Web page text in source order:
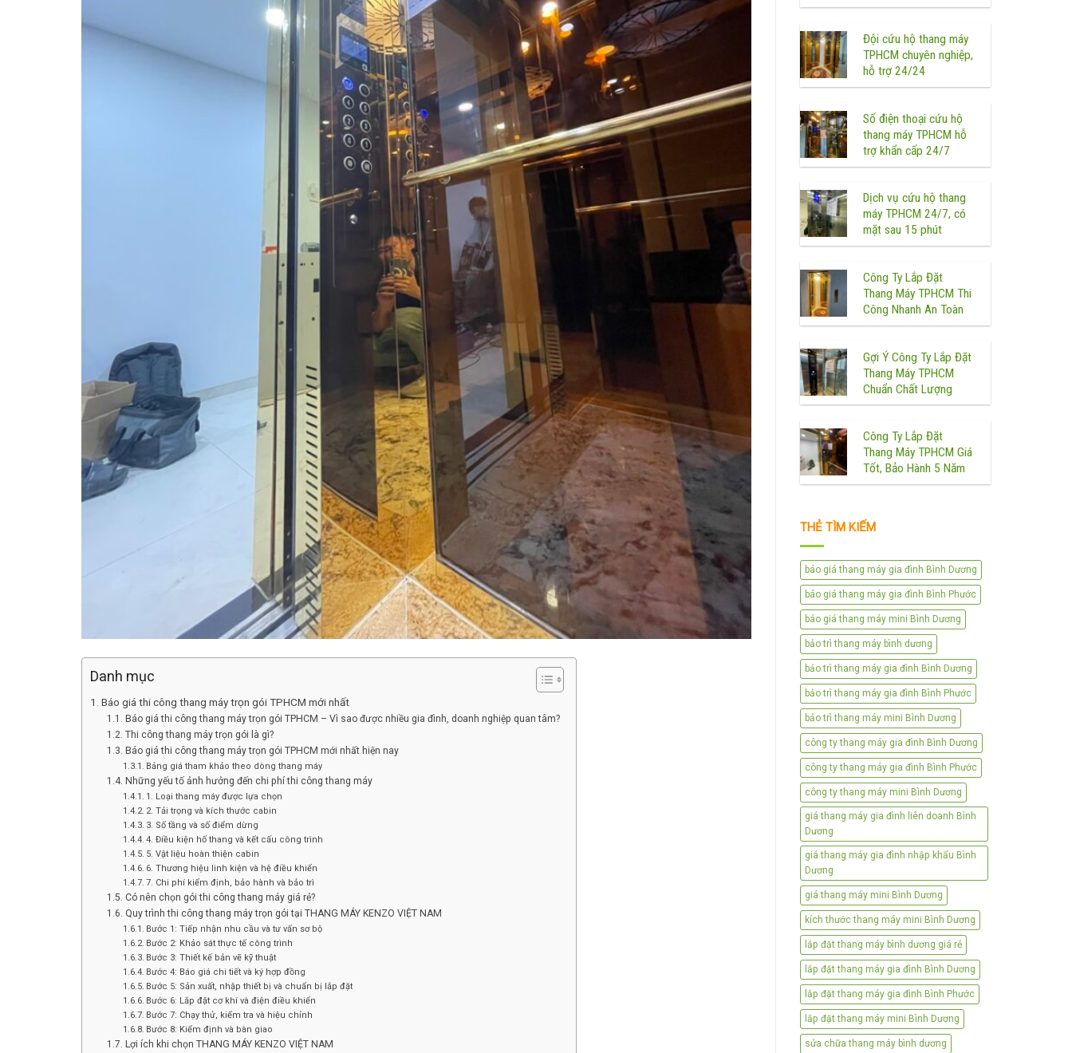
Danh mục
Báo giá thi công thang máy trọn gói TPHCM mới nhất
Báo giá thi công thang máy trọn gói TPHCM – Vì sao được nhiều gia đình, doanh nghiệp quan tâm?
Thi công thang máy trọn gói là gì?
Báo giá thi công thang máy trọn gói TPHCM mới nhất hiện nay
Bảng giá tham khảo theo dòng thang máy
Những yếu tố ảnh hưởng đến chi phí thi công thang máy
1. Loại thang máy được lựa chọn
2. Tải trọng và kích thước cabin
3. Số tầng và số điểm dừng
4. Điều kiện hố thang và kết cấu công trình
5. Vật liệu hoàn thiện cabin
6. Thương hiệu linh kiện và hệ điều khiển
7. Chi phí kiểm định, bảo hành và bảo trì
Có nên chọn gói thi công thang máy giá rẻ?
Quy trình thi công thang máy trọn gói tại THANG MÁY KENZO VIỆT NAM
Bước 1: Tiếp nhận nhu cầu và tư vấn sơ bộ
Bước 2: Khảo sát thực tế công trình
Bước 3: Thiết kế bản vẽ kỹ thuật
Bước 4: Báo giá chi tiết và ký hợp đồng
Bước 5: Sản xuất, nhập thiết bị và chuẩn bị lắp đặt
Bước 6: Lắp đặt cơ khí và điện điều khiển
Bước 7: Chạy thử, kiểm tra và hiệu chỉnh
Bước 8: Kiểm định và bàn giao
Lợi ích khi chọn THANG MÁY KENZO VIỆT NAM
Đội cứu hộ thang máy
TPHCM chuyên nghiệp,
hỗ trợ 24/24
Số điện thoại cứu hộ
thang máy TPHCM hỗ
trợ khẩn cấp 24/7
Dịch vụ cứu hộ thang
máy TPHCM 24/7, có
mặt sau 15 phút
Công Ty Lắp Đặt
Thang Máy TPHCM Thi
Công Nhanh An Toàn
Gợi Ý Công Ty Lắp Đặt
Thang Máy TPHCM
Chuẩn Chất Lượng
Công Ty Lắp Đặt
Thang Máy TPHCM Giá
Tốt, Bảo Hành 5 Năm
THẺ TÌM KIẾM
báo giá thang máy gia đình Bình Dương
báo giá thang máy gia đình Bình Phước
báo giá thang máy mini Bình Dương
bảo trì thang máy bình dương
bảo trì thang máy gia đình Bình Dương
bảo trì thang máy gia đình Bình Phước
bảo trì thang máy mini Bình Dương
công ty thang máy gia đình Bình Dương
công ty thang máy gia đình Bình Phước
công ty thang máy mini Bình Dương
giá thang máy gia đình liên doanh Bình
Dương
giá thang máy gia đình nhập khẩu Bình
Dương
giá thang máy mini Bình Dương
kích thước thang máy mini Bình Dương
lắp đặt thang máy bình dương giá rẻ
lắp đặt thang máy gia đình Bình Dương
lắp đặt thang máy gia đình Bình Phước
lắp đặt thang máy mini Bình Dương
sửa chữa thang máy bình dương